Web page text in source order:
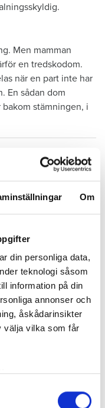
Om
din personliga data,
teknologi såsom
information på din
annonser och
åskådarinsikter
välja vilka som får
till flera meter
Men mamman
en tredskodom.
när en part inte har
En sådan dom
stämningen, i
Ansvarsskyddet – en viktig del i hemförsäkringen
närmare 300 000
skadan, kostnaden
en hemförsäkring.